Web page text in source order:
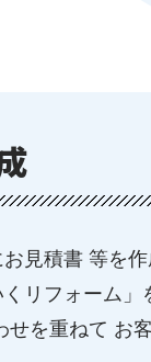
見積書 等を作
リフォーム」
を重ねて お